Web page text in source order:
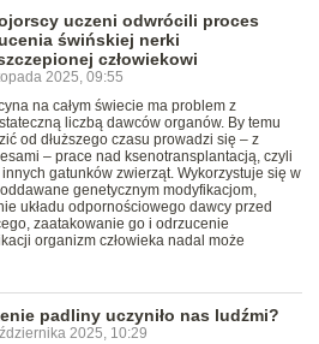
uczeni odwrócili proces
świńskiej nerki
człowiekowi
2025, 09:55
na całym świecie ma problem z
liczbą dawców organów. By temu
od dłuższego czasu prowadzi się – z
– prace nad ksenotransplantacją, czyli
gatunków zwierząt. Wykorzystuje się w
genetycznym modyfikacjom,
układu odpornościowego dawcy przed
zaatakowanie go i odrzucenie
organizm człowieka nadal może
padliny uczyniło nas ludźmi?
2025, 10:29